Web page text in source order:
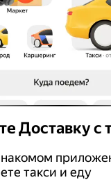
Доставку с
такси и еду